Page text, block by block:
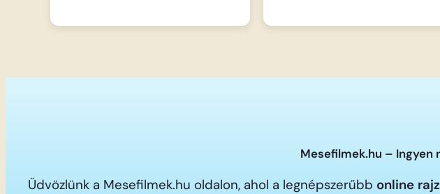
Mesefilmek.hu – Ingyen
Üdvözlünk a Mesefilmek.hu oldalon, ahol a legnépszerűbb online